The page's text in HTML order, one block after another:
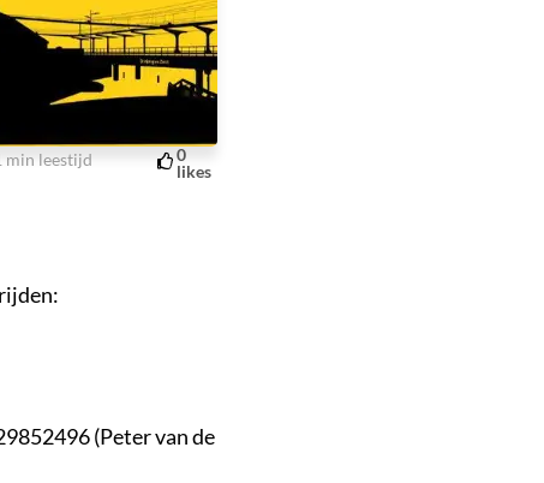
min leestijd
0
likes
(Peter van de